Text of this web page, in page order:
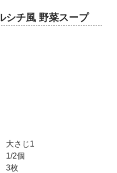
チ風 野菜スープ
大さじ1
1/2個
3枚